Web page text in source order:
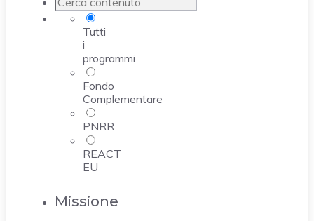
Tutti
i
programmi
Fondo
Complementare
PNRR
REACT
EU
Missione